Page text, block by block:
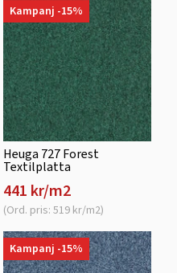
Kampanj -15%
Heuga 727 Forest
Textilplatta
441 kr/m2
(Ord. pris: 519 kr/m2)
Kampanj -15%